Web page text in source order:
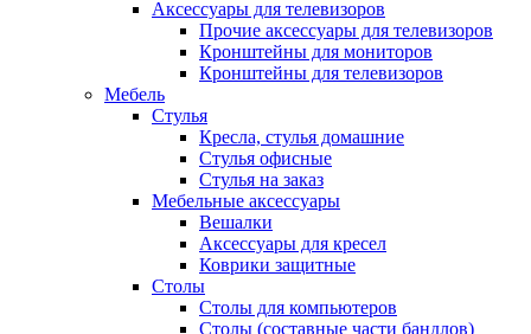
Аксессуары для телевизоров
Прочие аксессуары для телевизоров
Кронштейны для мониторов
Кронштейны для телевизоров
Мебель
Стулья
Кресла, стулья домашние
Стулья офисные
Стулья на заказ
Мебельные аксессуары
Вешалки
Аксессуары для кресел
Коврики защитные
Столы
Столы для компьютеров
Столы (составные части бандлов)